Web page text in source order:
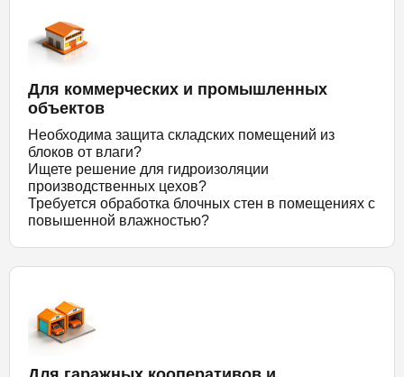
Для коммерческих и промышленных
объектов
Необходима защита складских помещений из
блоков от влаги?
Ищете решение для гидроизоляции
производственных цехов?
Требуется обработка блочных стен в помещениях с
повышенной влажностью?